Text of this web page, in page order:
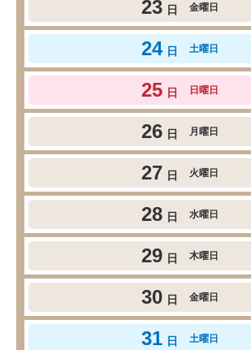
23 日 金曜日
24 日 土曜日
25 日 日曜日
26 日 月曜日
27 日 火曜日
28 日 水曜日
29 日 木曜日
30 日 金曜日
31 日 土曜日